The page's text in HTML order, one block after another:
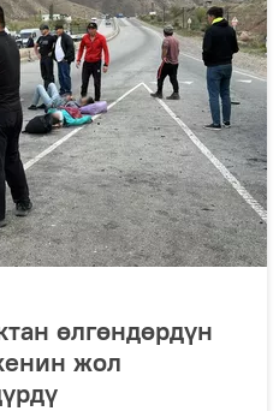
өлгөндөрдүн
жол